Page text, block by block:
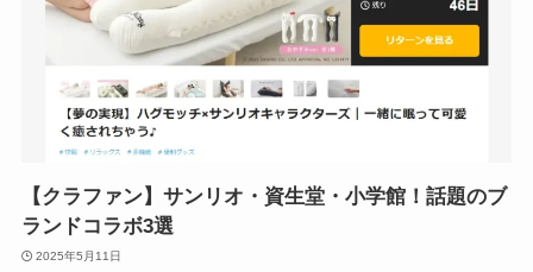
【クラファン】サンリオ・資生堂・小学館！話題のブ
ランドコラボ3選
2025年5月11日